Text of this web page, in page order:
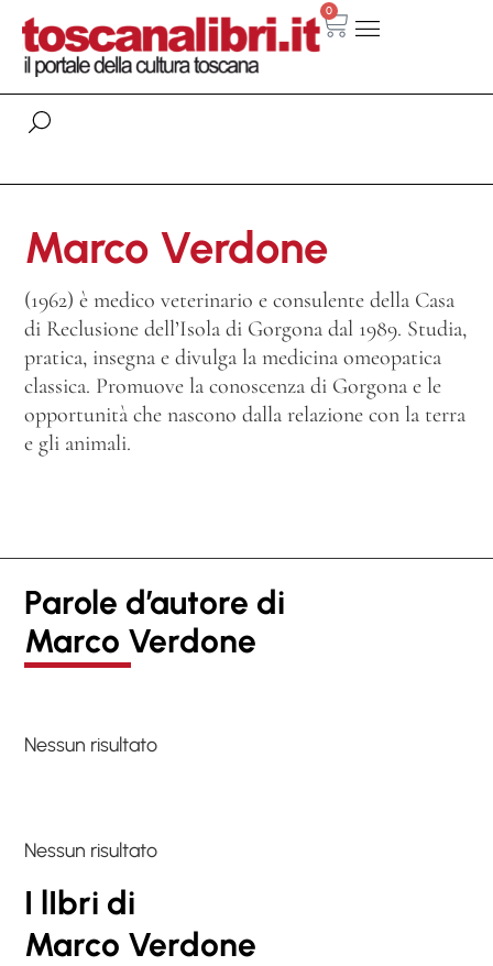
0
Marco Verdone
(1962) è medico veterinario e consulente della Casa
di Reclusione dell’Isola di Gorgona dal 1989. Studia,
pratica, insegna e divulga la medicina omeopatica
classica. Promuove la conoscenza di Gorgona e le
opportunità che nascono dalla relazione con la terra
e gli animali.
Parole d’autore di
Marco Verdone
Nessun risultato
Nessun risultato
I lIbri di
Marco Verdone